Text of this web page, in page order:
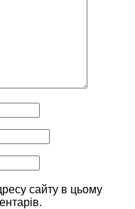
сайту в цьому